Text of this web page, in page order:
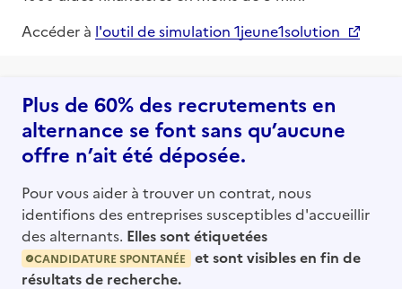
Accéder à l'outil de simulation 1jeune1solution
Plus de 60% des recrutements en
alternance se font sans qu’aucune
offre n’ait été déposée.
Pour vous aider à trouver un contrat, nous
identifions des entreprises susceptibles d'accueillir
des alternants. Elles sont étiquetées
CANDIDATURE SPONTANÉE
et sont visibles en fin de
résultats de recherche.